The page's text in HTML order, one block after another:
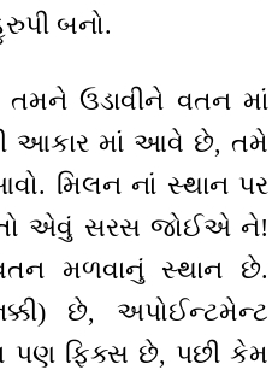
બનો.
ઉડાવીને વતન માં
આકાર માં આવે છે, તમે
મિલન નાં સ્થાન પર
તો એવું સરસ જોઈએ ને!
મળવાનું સ્થાન છે.
છે, અપોઈન્ટમેન્ટ
પણ ફિક્સ છે, પછી કેમ